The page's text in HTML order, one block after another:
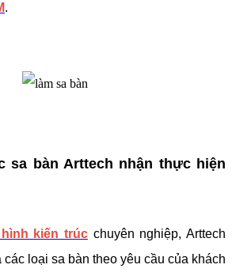
.
sa bàn Arttech nhận thực hiện
kiến trúcchuyên nghiệp, Arttech
loại sa bàn theo yêu cầu của khách